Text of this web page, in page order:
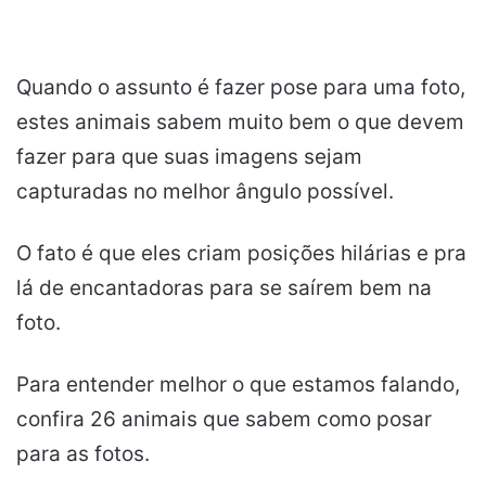
Quando o assunto é fazer pose para uma foto,
estes animais sabem muito bem o que devem
fazer para que suas imagens sejam
capturadas no melhor ângulo possível.
O fato é que eles criam posições hilárias e pra
lá de encantadoras para se saírem bem na
foto.
Para entender melhor o que estamos falando,
confira 26 animais que sabem como posar
para as fotos.